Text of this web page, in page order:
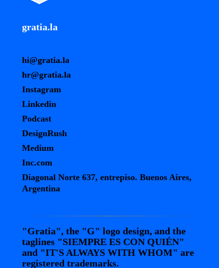
gratia.la
hi@gratia.la
hr@gratia.la
Instagram
Linkedin
Podcast
DesignRush
Medium
Inc.com
Diagonal Norte 637, entrepiso. Buenos Aires,
Argentina
"Gratia", the "G" logo design, and the
taglines "SIEMPRE ES CON QUIÉN"
and "IT'S ALWAYS WITH WHOM" are
registered trademarks.